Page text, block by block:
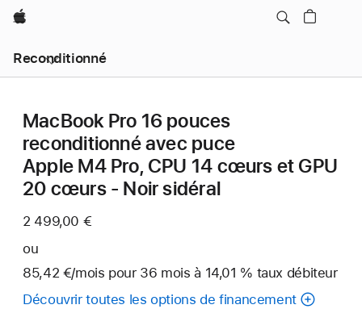
Apple
Reconditionné
MacBook Pro 16 pouces
reconditionné avec puce
Apple M4 Pro, CPU 14 cœurs et GPU
20 cœurs - Noir sidéral
2 499,00 €
ou
85,42 €/mois par
mois
pour 36 mois mois
à 14,01 % taux débiteur
Découvrir toutes les options de financement